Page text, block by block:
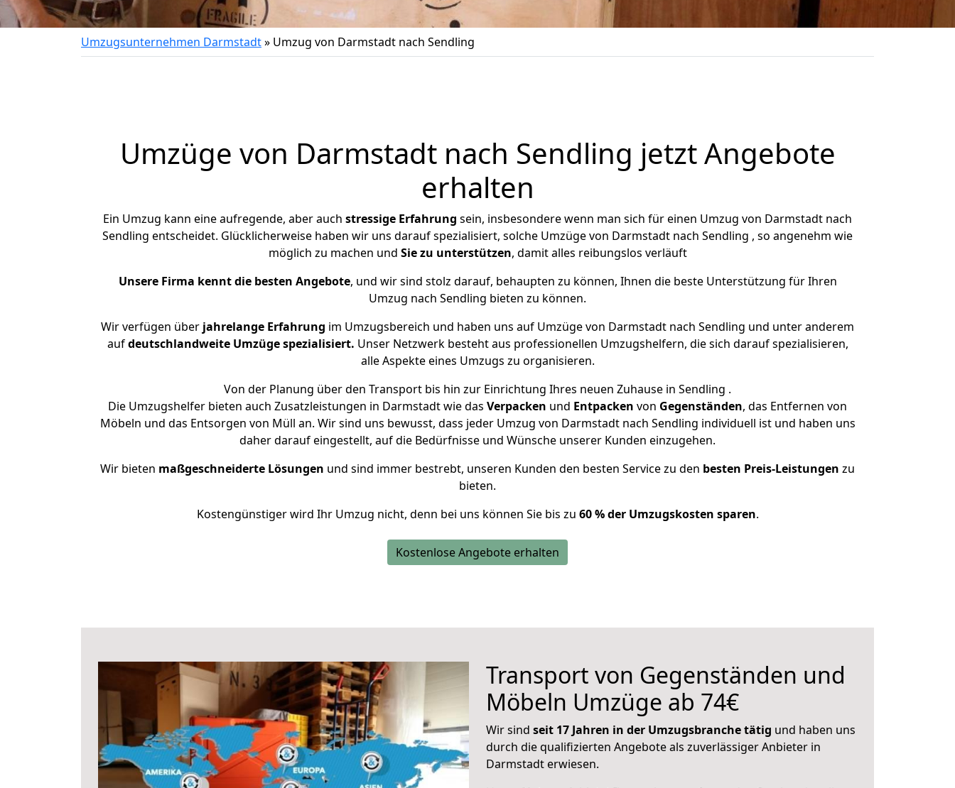
Umzugsunternehmen Darmstadt» Umzug von Darmstadt nach Sendling
Umzüge von Darmstadt nach Sendling jetzt Angebote
erhalten
Ein Umzug kann eine aufregende, aber auch stressige Erfahrung sein, insbesondere wenn man sich für einen Umzug von Darmstadt nach
Sendling entscheidet. Glücklicherweise haben wir uns darauf spezialisiert, solche Umzüge von Darmstadt nach Sendling , so angenehm wie
möglich zu machen und Sie zu unterstützen, damit alles reibungslos verläuft
Unsere Firma kennt die besten Angebote, und wir sind stolz darauf, behaupten zu können, Ihnen die beste Unterstützung für Ihren
Umzug nach Sendling bieten zu können.
Wir verfügen über jahrelange Erfahrung im Umzugsbereich und haben uns auf Umzüge von Darmstadt nach Sendling und unter anderem
aufdeutschlandweite Umzüge spezialisiert. Unser Netzwerk besteht aus professionellen Umzugshelfern, die sich darauf spezialisieren,
alle Aspekte eines Umzugs zu organisieren.
Von der Planung über den Transport bis hin zur Einrichtung Ihres neuen Zuhause in Sendling .
Die Umzugshelfer bieten auch Zusatzleistungen in Darmstadt wie das Verpacken und Entpacken von Gegenständen, das Entfernen von
Möbeln und das Entsorgen von Müll an. Wir sind uns bewusst, dass jeder Umzug von Darmstadt nach Sendling individuell ist und haben uns
daher darauf eingestellt, auf die Bedürfnisse und Wünsche unserer Kunden einzugehen.
Wir bieten maßgeschneiderte Lösungen und sind immer bestrebt, unseren Kunden den besten Service zu den besten Preis-Leistungen zu
bieten.
Kostengünstiger wird Ihr Umzug nicht, denn bei uns können Sie bis zu 60 % der Umzugskosten sparen.
Kostenlose Angebote erhalten
Transport von Gegenständen und
Möbeln Umzüge ab 74€
Wir sind seit 17 Jahren in der Umzugsbranche tätig und haben uns
durch die qualifizierten Angebote als zuverlässiger Anbieter in
Darmstadt erwiesen.